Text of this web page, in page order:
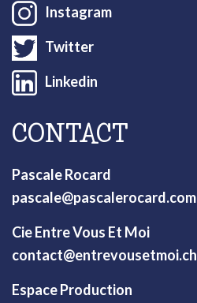
Instagram
Twitter
Linkedin
CONTACT
Pascale Rocard
pascale@pascalerocard.com
Cie Entre Vous Et Moi
contact@entrevousetmoi.ch
Espace Production